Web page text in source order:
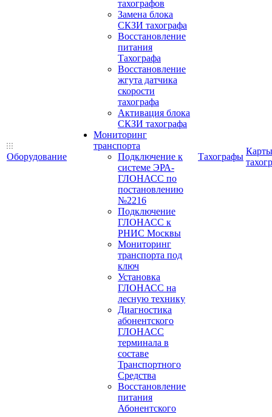
Оборудование
тахографов
Замена блока
СКЗИ тахографа
Восстановление
питания
Тахографа
Восстановление
жгута датчика
скорости
тахографа
Активация блока
СКЗИ тахографа
Мониторинг
транспорта
Подключение к
системе ЭРА-
ГЛОНАСС по
постановлению
№2216
Подключение
ГЛОНАСС к
РНИС Москвы
Мониторинг
транспорта под
ключ
Установка
ГЛОНАСС на
лесную технику
Диагностика
абонентского
ГЛОНАСС
терминала в
составе
Транспортного
Средства
Восстановление
питания
Абонентского
Тахографы
Карты